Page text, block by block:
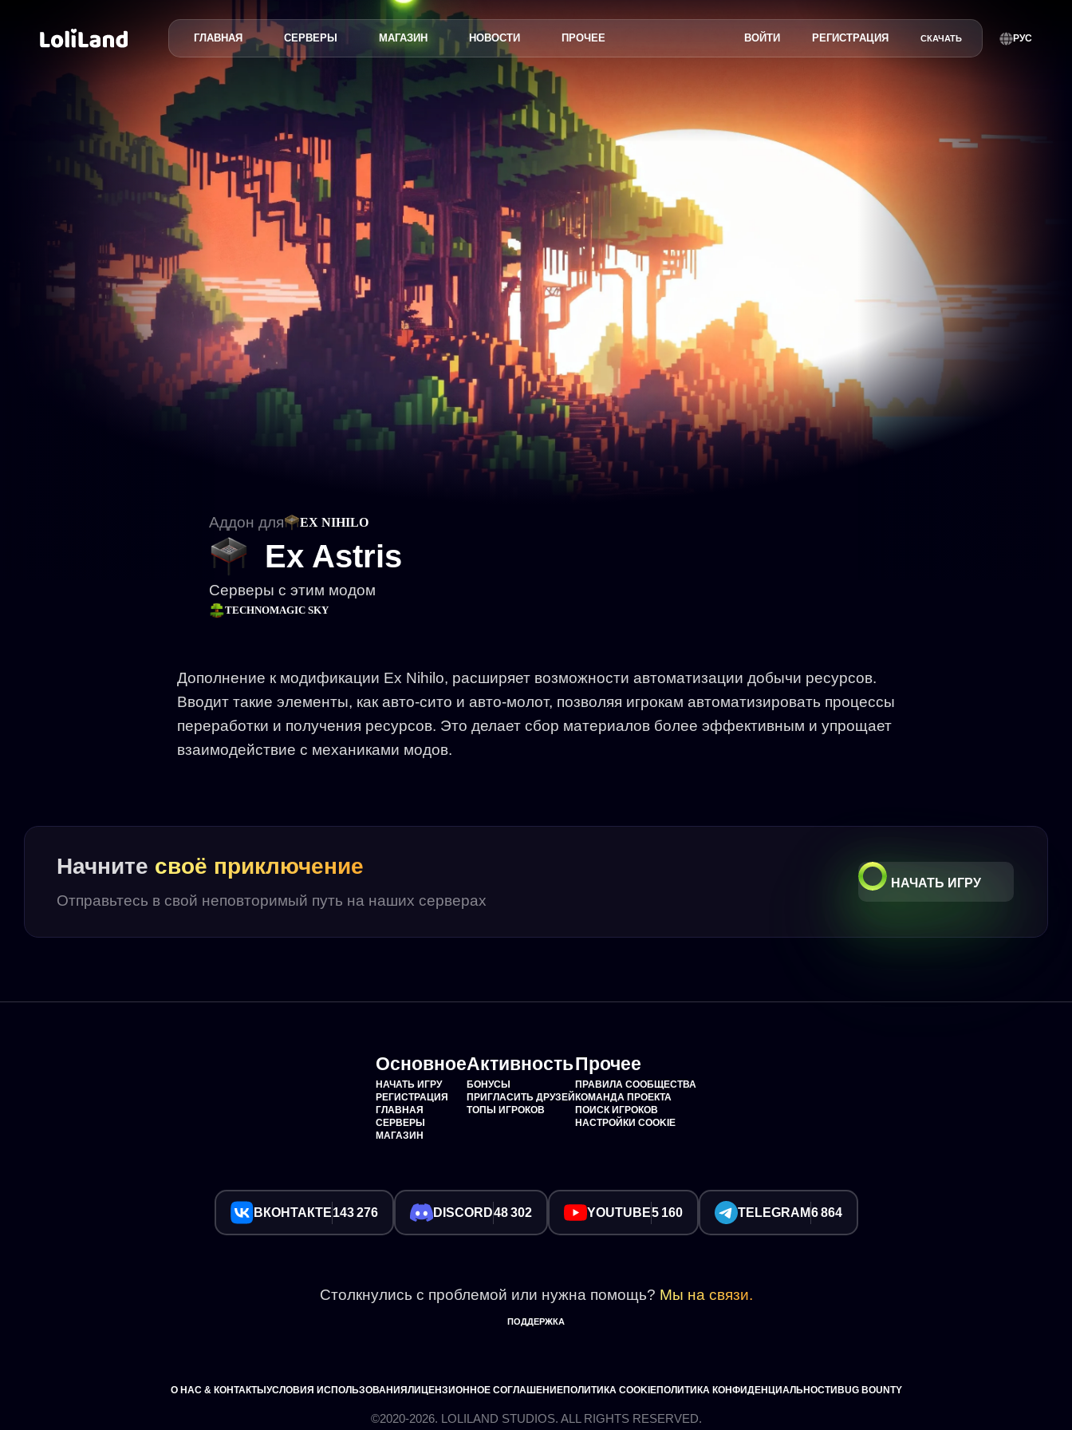
ГЛАВНАЯ СЕРВЕРЫ МАГАЗИН НОВОСТИ ПРОЧЕЕ ВОЙТИ РЕГИСТРАЦИЯ СКАЧАТЬ РУС
Аддон для EX NIHILO
Ex Astris
Серверы с этим модом
TECHNOMAGIC SKY
Дополнение к модификации Ex Nihilo, расширяет возможности автоматизации добычи ресурсов.
Вводит такие элементы, как авто-сито и авто-молот, позволяя игрокам автоматизировать процессы
переработки и получения ресурсов. Это делает сбор материалов более эффективным и упрощает
взаимодействие с механиками модов.
Начните своё приключение
Отправьтесь в свой неповторимый путь на наших серверах
НАЧАТЬ ИГРУ
Основное
НАЧАТЬ ИГРУ
РЕГИСТРАЦИЯ
ГЛАВНАЯ
СЕРВЕРЫ
МАГАЗИН
Активность
БОНУСЫ
ПРИГЛАСИТЬ ДРУЗЕЙ
ТОПЫ ИГРОКОВ
Прочее
ПРАВИЛА СООБЩЕСТВА
КОМАНДА ПРОЕКТА
ПОИСК ИГРОКОВ
НАСТРОЙКИ COOKIE
ВКОНТАКТЕ143 276 DISCORD48 302 YOUTUBE5 160 TELEGRAM6 864
Столкнулись с проблемой или нужна помощь? Мы на связи.
ПОДДЕРЖКА
О НАС & КОНТАКТЫ УСЛОВИЯ ИСПОЛЬЗОВАНИЯ ЛИЦЕНЗИОННОЕ СОГЛАШЕНИЕПОЛИТИКА COOKIEПОЛИТИКА КОНФИДЕНЦИАЛЬНОСТИ BUG BOUNTY
©2020-2026. LOLILAND STUDIOS. ALL RIGHTS RESERVED.